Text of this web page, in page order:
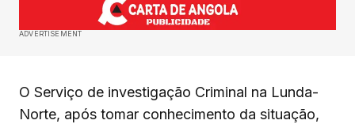
ADVERTISEMENT
O Serviço de investigação Criminal na Lunda-
Norte, após tomar conhecimento da situação,